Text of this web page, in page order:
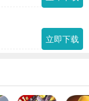
立即下载